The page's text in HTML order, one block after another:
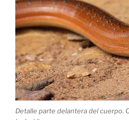
Detalle parte delantera del cuerpo.